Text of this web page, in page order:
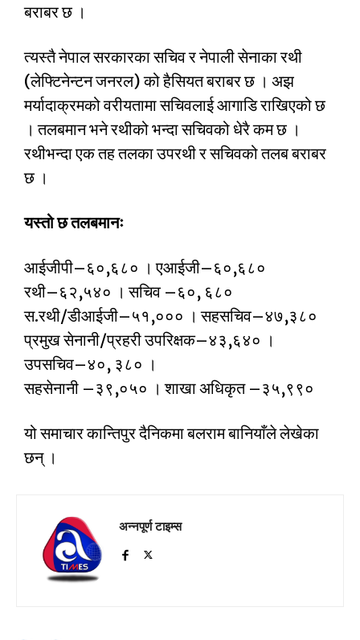
बराबर छ ।
त्यस्तै नेपाल सरकारका सचिव र नेपाली सेनाका रथी
(लेफ्टिनेन्टन जनरल) को हैसियत बराबर छ । अझ
मर्यादाक्रमको वरीयतामा सचिवलाई आगाडि राखिएको छ
। तलबमान भने रथीको भन्दा सचिवको धेरै कम छ ।
रथीभन्दा एक तह तलका उपरथी र सचिवको तलब बराबर
छ ।
यस्तो छ तलबमानः
आईजीपी–६०,६८० । एआईजी–६०,६८०
रथी–६२,५४० । सचिव –६०, ६८०
स.रथी/डीआईजी–५१,००० । सहसचिव–४७,३८०
प्रमुख सेनानी/प्रहरी उपरिक्षक–४३,६४० ।
उपसचिव–४०, ३८० ।
सहसेनानी –३९,०५० । शाखा अधिकृत –३५,९९०
यो समाचार कान्तिपुर दैनिकमा बलराम बानियाँले लेखेका
छन् ।
अन्नपूर्ण टाइम्स